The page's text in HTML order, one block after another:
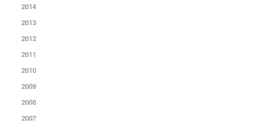
2014
2013
2012
2011
2010
2009
2008
2007